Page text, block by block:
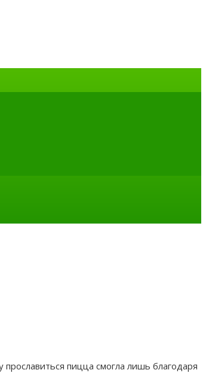
пицца смогла лишь благодаря